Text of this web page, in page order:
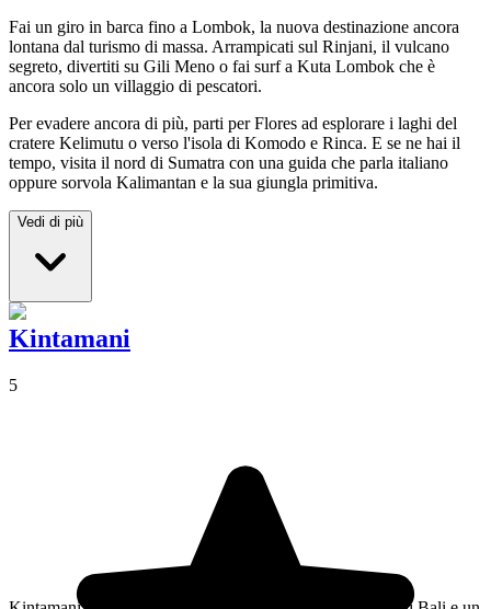
Fai un giro in barca fino a Lombok, la nuova destinazione ancora
lontana dal turismo di massa. Arrampicati sul Rinjani, il vulcano
segreto, divertiti su Gili Meno o fai surf a Kuta Lombok che è
ancora solo un villaggio di pescatori.
Per evadere ancora di più, parti per Flores ad esplorare i laghi del
cratere Kelimutu o verso l'isola di Komodo e Rinca. E se ne hai il
tempo, visita il nord di Sumatra con una guida che parla italiano
oppure sorvola Kalimantan e la sua giungla primitiva.
Vedi di più
Kintamani
5